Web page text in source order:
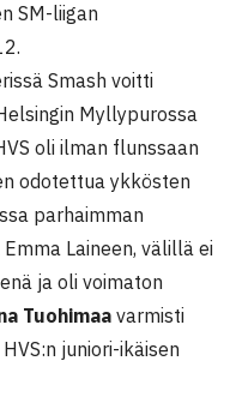
SM-liigan
Smash voitti
Myllypurossa
oli ilman flunssaan
odotettua ykkösten
parhaimman
Emma Laineen, välillä ei
ja oli voimaton
Tuohimaa varmisti
juniori-ikäisen